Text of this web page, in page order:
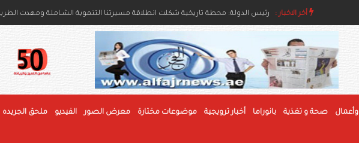
أخر الاخبار :
رئيس الدولة ونائباه يهنئون رئيس بوليفيا وحاكم عام جامايكا بذكرى استقلال بلديهما والإنسانية
صحة و تغذية بانوراما أخبار ترويجية موضوعات مختارة معرض الصور الفيديو ملحق الجريده